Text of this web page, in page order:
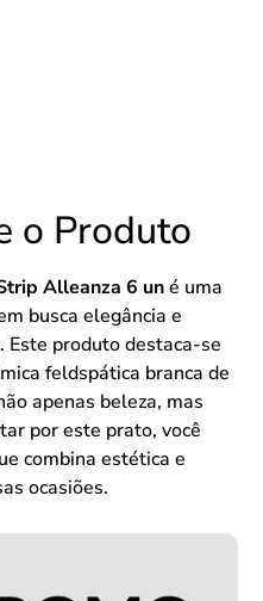
o Produto
Alleanza 6 uné uma
busca elegância e
Este produto destaca-se
feldspática branca de
apenas beleza, mas
por este prato, você
combina estética e
ocasiões.